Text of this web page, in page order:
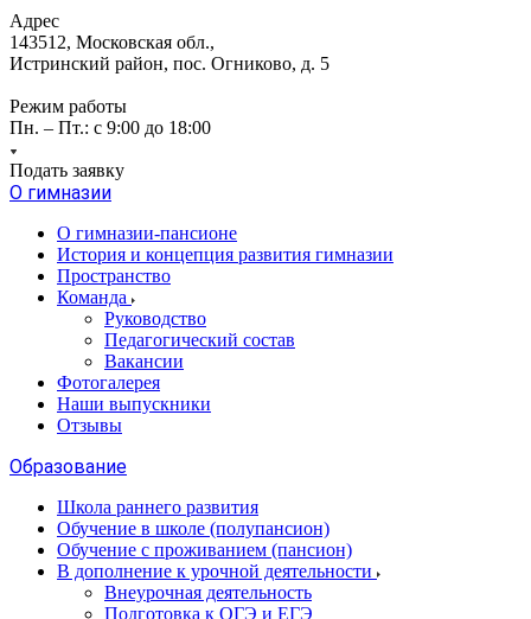
Адрес
143512, Московская обл.,
Истринский район, пос. Огниково, д. 5
Режим работы
Пн. – Пт.: с 9:00 до 18:00
Подать заявку
О гимназии
О гимназии-пансионе
История и концепция развития гимназии
Пространство
Команда
Руководство
Педагогический состав
Вакансии
Фотогалерея
Наши выпускники
Отзывы
Образование
Школа раннего развития
Обучение в школе (полупансион)
Обучение с проживанием (пансион)
В дополнение к урочной деятельности
Внеурочная деятельность
Подготовка к ОГЭ и ЕГЭ